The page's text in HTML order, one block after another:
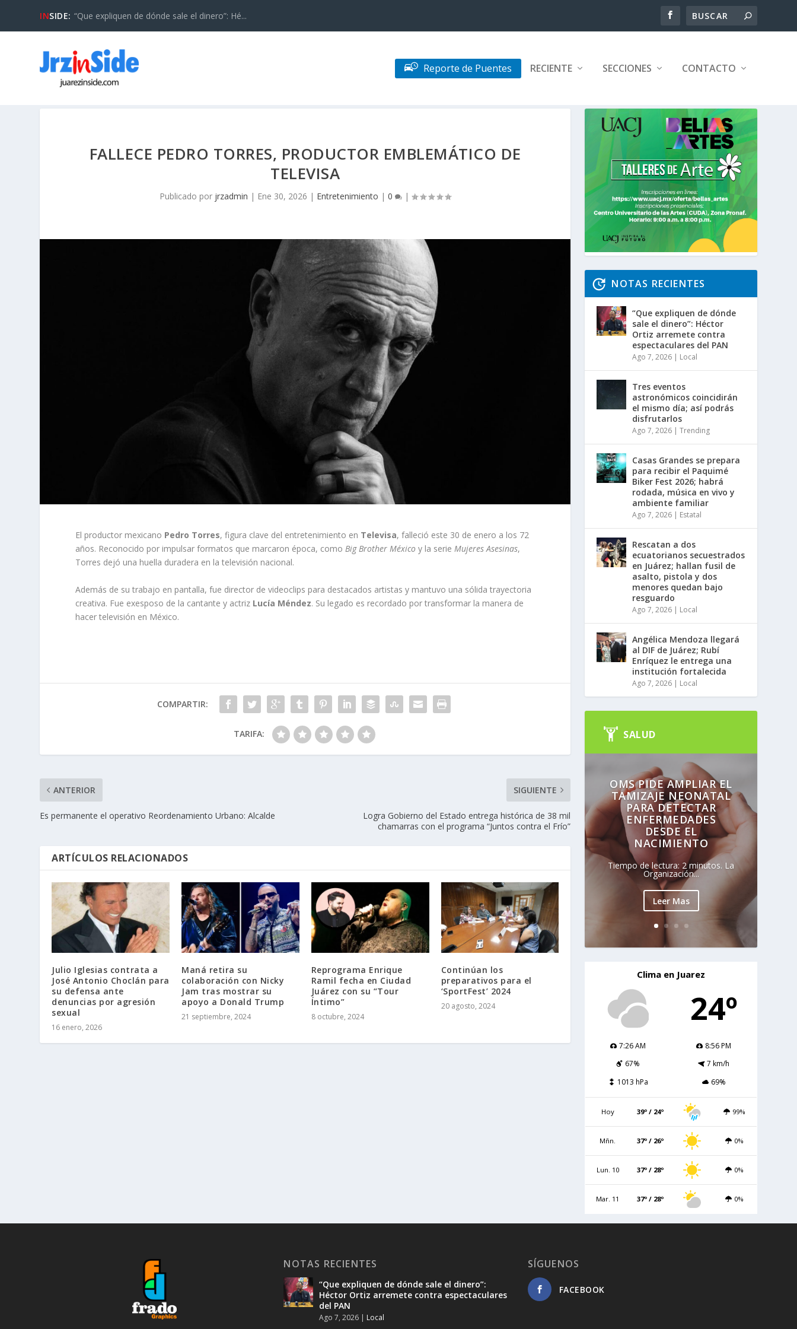
INSIDE: “Que expliquen de dónde sale el dinero”: Hé...
Reporte de Puentes RECIENTE SECCIONES CONTACTO
FALLECE PEDRO TORRES, PRODUCTOR EMBLEMÁTICO DE
TELEVISA
Publicado por jrzadmin | Ene 30, 2026 | Entretenimiento |0 |
El productor mexicano Pedro Torres, figura clave del entretenimiento en Televisa, falleció este 30 de enero a los 72
años. Reconocido por impulsar formatos que marcaron época, comoBig Brother México y la serieMujeres Asesinas,
Torres dejó una huella duradera en la televisión nacional.
Además de su trabajo en pantalla, fue director de videoclips para destacados artistas y mantuvo una sólida trayectoria
creativa. Fue exesposo de la cantante y actriz Lucía Méndez. Su legado es recordado por transformar la manera de
hacer televisión en México.
COMPARTIR:
TARIFA:
ANTERIOR
Es permanente el operativo Reordenamiento Urbano: Alcalde
SIGUIENTE
Logra Gobierno del Estado entrega histórica de 38 mil
chamarras con el programa “Juntos contra el Frío”
ARTÍCULOS RELACIONADOS
Julio Iglesias contrata a
José Antonio Choclán para
su defensa ante
denuncias por agresión
sexual
16 enero, 2026
Maná retira su
colaboración con Nicky
Jam tras mostrar su
apoyo a Donald Trump
21 septiembre, 2024
Reprograma Enrique
Ramil fecha en Ciudad
Juárez con su “Tour
Íntimo”
8 octubre, 2024
Continúan los
preparativos para el
‘SportFest’ 2024
20 agosto, 2024
NOTAS RECIENTES
“Que expliquen de dónde
sale el dinero”: Héctor
Ortiz arremete contra
espectaculares del PAN
Ago 7, 2026 | Local
Tres eventos
astronómicos coincidirán
el mismo día; así podrás
disfrutarlos
Ago 7, 2026 |Trending
Casas Grandes se prepara
para recibir el Paquimé
Biker Fest 2026; habrá
rodada, música en vivo y
ambiente familiar
Ago 7, 2026 | Estatal
Rescatan a dos
ecuatorianos secuestrados
en Juárez; hallan fusil de
asalto, pistola y dos
menores quedan bajo
resguardo
Ago 7, 2026 | Local
Angélica Mendoza llegará
al DIF de Juárez; Rubí
Enríquez le entrega una
institución fortalecida
Ago 7, 2026 | Local
SALUD
OMS PIDE AMPLIAR EL
TAMIZAJE NEONATAL
PARA DETECTAR
ENFERMEDADES
DESDE EL
NACIMIENTO
Tiempo de lectura: 2 minutos. La
Organización...
Leer Mas
Clima en Juarez
24º
7:26 AM
8:56 PM
67%
7 km/h
1013 hPa
69%
Hoy 39º / 24º 99%
Mñn. 37º / 26º 0%
Lun. 10 37º / 28º 0%
Mar. 11 37º / 28º 0%
NOTAS RECIENTES
“Que expliquen de dónde sale el dinero”:
Héctor Ortiz arremete contra espectaculares
del PAN
Ago 7, 2026 | Local
SÍGUENOS
FACEBOOK